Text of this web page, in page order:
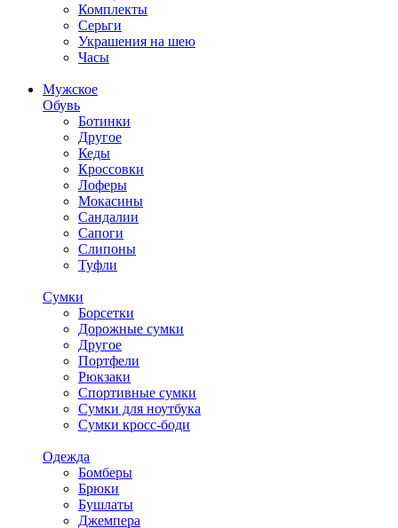
Комплекты
Серьги
Украшения на шею
Часы
Мужское
Обувь
Ботинки
Другое
Кеды
Кроссовки
Лоферы
Мокасины
Сандалии
Сапоги
Слипоны
Туфли
Сумки
Борсетки
Дорожные сумки
Другое
Портфели
Рюкзаки
Спортивные сумки
Сумки для ноутбука
Сумки кросс-боди
Одежда
Бомберы
Брюки
Бушлаты
Джемпера